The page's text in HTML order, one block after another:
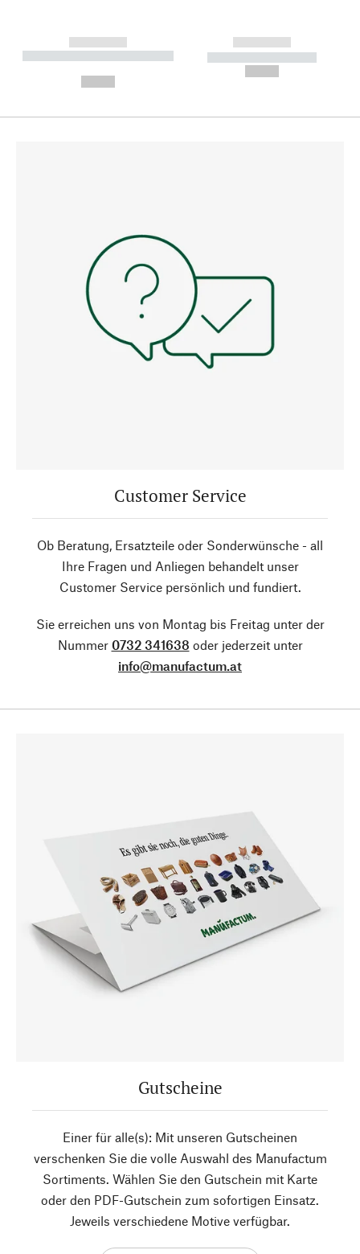
------------
----------- ----------- --------
------------
----------- -----------
Customer Service
Ob Beratung, Ersatzteile oder Sonderwünsche - all
Ihre Fragen und Anliegen behandelt unser
Customer Service persönlich und fundiert.
Sie erreichen uns von Montag bis Freitag unter der
Nummer 0732 341638 oder jederzeit unter
info@manufactum.at
Gutscheine
Einer für alle(s): Mit unseren Gutscheinen
verschenken Sie die volle Auswahl des Manufactum
Sortiments. Wählen Sie den Gutschein mit Karte
oder den PDF-Gutschein zum sofortigen Einsatz.
Jeweils verschiedene Motive verfügbar.